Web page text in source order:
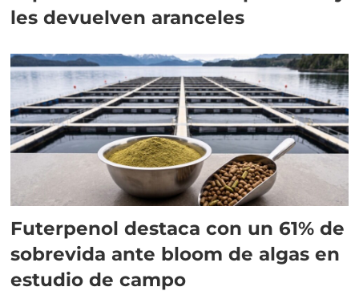
les devuelven aranceles
Futerpenol destaca con un 61% de
sobrevida ante bloom de algas en
estudio de campo